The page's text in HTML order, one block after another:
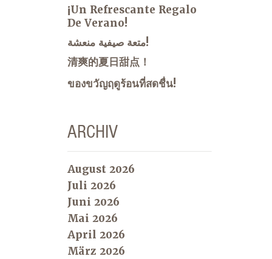
¡Un Refrescante Regalo
De Verano!
متعة صيفية منعشة!
清爽的夏日甜点！
ของขวัญฤดูร้อนที่สดชื่น!
ARCHIV
August 2026
Juli 2026
Juni 2026
Mai 2026
April 2026
März 2026